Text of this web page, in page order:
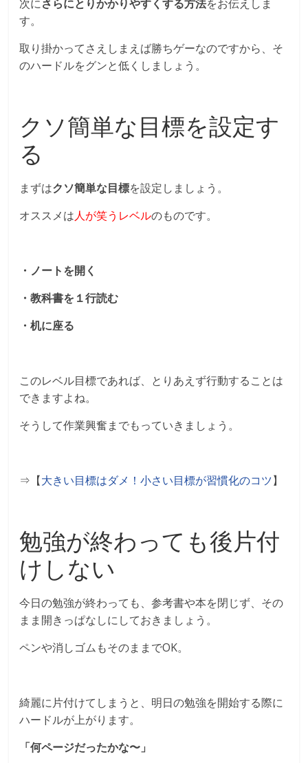
次にさらにとりかかりやすくする方法をお伝えしま
す。
取り掛かってさえしまえば勝ちゲーなのですから、そ
のハードルをグンと低くしましょう。
クソ簡単な目標を設定す
る
まずはクソ簡単な目標を設定しましょう。
オススメは人が笑うレベルのものです。
・ノートを開く
・教科書を１行読む
・机に座る
このレベル目標であれば、とりあえず行動することは
できますよね。
そうして作業興奮までもっていきましょう。
⇒【大きい目標はダメ！小さい目標が習慣化のコツ】
勉強が終わっても後片付
けしない
今日の勉強が終わっても、参考書や本を閉じず、その
まま開きっぱなしにしておきましょう。
ペンや消しゴムもそのままでOK。
綺麗に片付けてしまうと、明日の勉強を開始する際に
ハードルが上がります。
「何ページだったかな〜」